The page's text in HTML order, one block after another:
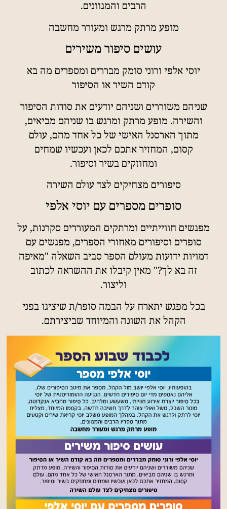
הרבים והמגוונים.
מופע מרתק מרגש ומעורר מחשבה
עושים סיפור משירים
יוסי אלפי ורוני סומק מבררים ומספרים מה בא
קודם השיר או הסיפור
שניהם משוררים ושניהם יודעים את סודות הסיפור
והשירה. מופע מרתק ומרגש בו שניהם מביאים,
מתוך הארסנל האישי של כל אחד מהם, עולם
קסום, המחזיר אתכם לכאן ועכשיו שמחים
ומחוזקים בשיר וסיפור.
סיפורים מצחיקים לצד עולם השירה
סופרים מספרים עם יוסי אלפי
מפגשים חווייתיים ומרתקים המעוררים סקרנות, על
סופרים וסיפורים מאחורי הספרים, מפגשים עם
דמויות ידועות מעולם הספר סביב השאלה "מאיפה
זה בא לך?" מאין קיבלו את ההשראה לכתוב
וליצור.
בכל מפגש יתארח על הבמה סופר/ת שיציגו בפני
הקהל את השונה והמיוחד שביצירתם.